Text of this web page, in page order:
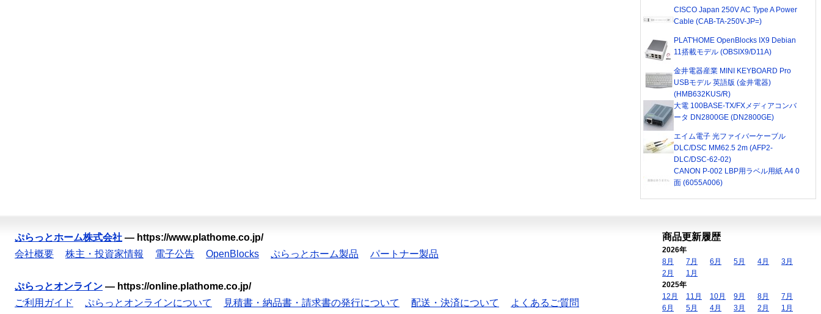
CISCO Japan 250V AC Type A Power
Cable (CAB-TA-250V-JP=)
PLAT'HOME OpenBlocks IX9 Debian
11搭載モデル (OBSIX9/D11A)
金井電器産業 MINI KEYBOARD Pro
USBモデル 英語版 (金井電器)
(HMB632KUS/R)
大電 100BASE-TX/FXメディアコンバ
ータ DN2800GE (DN2800GE)
エイム電子 光ファイバーケーブル
DLC/DSC MM62.5 2m (AFP2-
DLC/DSC-62-02)
CANON P-002 LBP用ラベル用紙 A4 0
面 (6055A006)
ぷらっとホーム株式会社 — https://www.plathome.co.jp/
会社概要
株主・投資家情報 電子公告 OpenBlocks ぷらっとホーム製品 パートナー製品
ぷらっとオンライン — https://online.plathome.co.jp/
ご利用ガイド
ぷらっとオンラインについて 見積書・納品書・請求書の発行について 配送・決済について
よくあるご質問
商品更新履歴
2026年
8月
7月 6月 5月 4月
3月
2月
1月
2025年
12月
11月 10月 9月 8月
7月
6月
5月 4月 3月 2月
1月